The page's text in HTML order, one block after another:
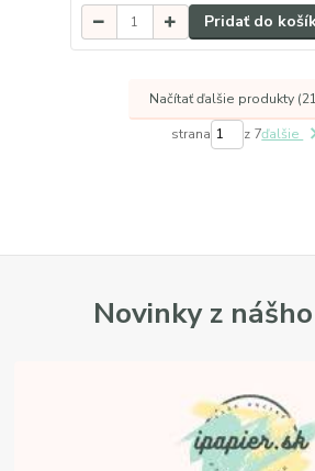
Pridať do
Načítať ďalšie produkty
strana z 7ďalšie
Novinky z